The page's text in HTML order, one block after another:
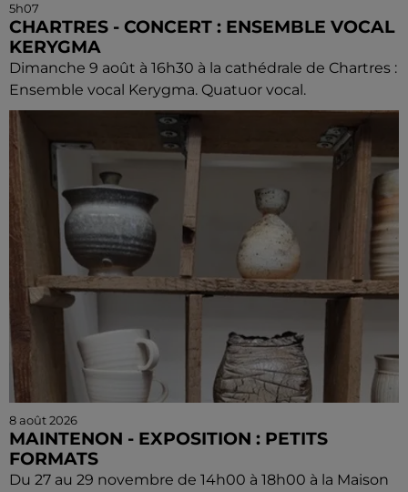
5h07
CHARTRES - CONCERT : ENSEMBLE VOCAL
KERYGMA
Dimanche 9 août à 16h30 à la cathédrale de Chartres :
Ensemble vocal Kerygma. Quatuor vocal.
8 août 2026
MAINTENON - EXPOSITION : PETITS
FORMATS
Du 27 au 29 novembre de 14h00 à 18h00 à la Maison